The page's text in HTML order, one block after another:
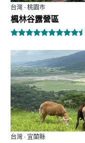
台灣 · 桃園市
楓林谷露營區
台灣 · 宜蘭縣